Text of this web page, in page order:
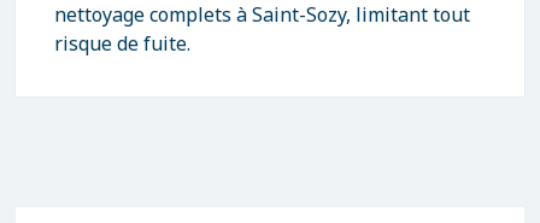
nettoyage complets à Saint-Sozy, limitant tout
risque de fuite.